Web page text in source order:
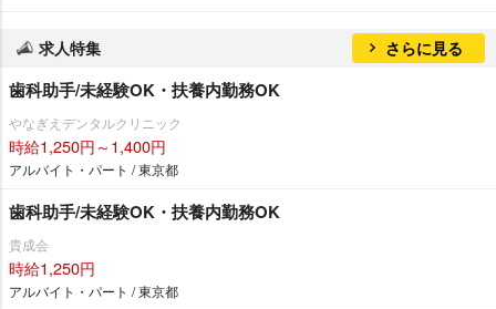
求人特集 さらに見る
歯科助手/未経験OK・扶養内勤務OK
なぎえデンタルクリニック
時給1,250円～1,400円
アルバイト・パート / 東京都
歯科助手/未経験OK・扶養内勤務OK
貴成会
時給1,250円
アルバイト・パート / 東京都